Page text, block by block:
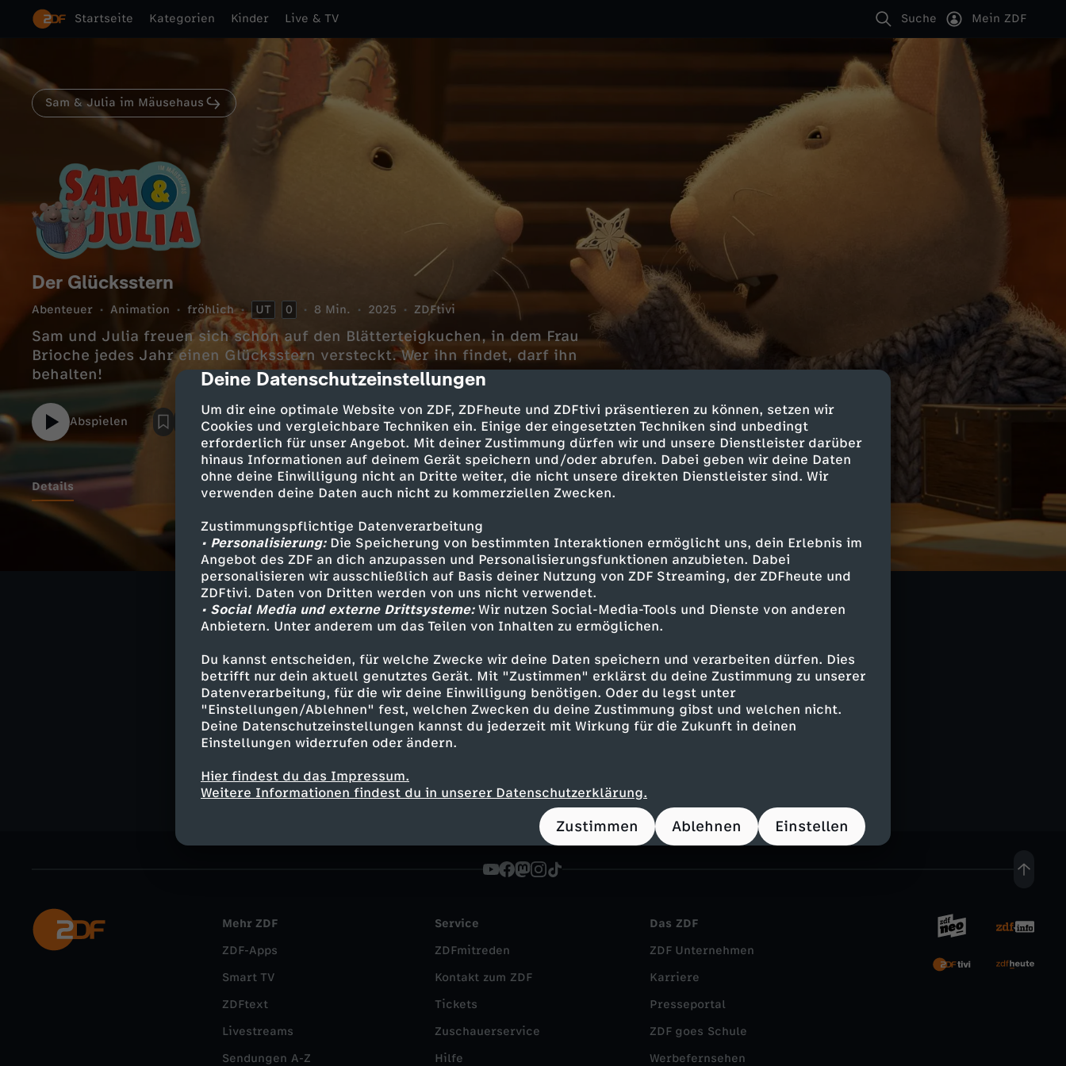
cmp-dialog-description
Deine Datenschutzeinstellungen
Um dir eine optimale Website von ZDF, ZDFheute und ZDFtivi präsentieren zu können, setzen wir
Cookies und vergleichbare Techniken ein. Einige der eingesetzten Techniken sind unbedingt
erforderlich für unser Angebot. Mit deiner Zustimmung dürfen wir und unsere Dienstleister darüber
hinaus Informationen auf deinem Gerät speichern und/oder abrufen. Dabei geben wir deine Daten
ohne deine Einwilligung nicht an Dritte weiter, die nicht unsere direkten Dienstleister sind. Wir
verwenden deine Daten auch nicht zu kommerziellen Zwecken.
Zustimmungspflichtige Datenverarbeitung
• Personalisierung:Die Speicherung von bestimmten Interaktionen ermöglicht uns, dein Erlebnis im
Angebot des ZDF an dich anzupassen und Personalisierungsfunktionen anzubieten. Dabei
personalisieren wir ausschließlich auf Basis deiner Nutzung von ZDF Streaming, der ZDFheute und
ZDFtivi. Daten von Dritten werden von uns nicht verwendet.
• Social Media und externe Drittsysteme:Wir nutzen Social-Media-Tools und Dienste von anderen
Anbietern. Unter anderem um das Teilen von Inhalten zu ermöglichen.
Du kannst entscheiden, für welche Zwecke wir deine Daten speichern und verarbeiten dürfen. Dies
betrifft nur dein aktuell genutztes Gerät. Mit "Zustimmen" erklärst du deine Zustimmung zu unserer
Datenverarbeitung, für die wir deine Einwilligung benötigen. Oder du legst unter
"Einstellungen/Ablehnen" fest, welchen Zwecken du deine Zustimmung gibst und welchen nicht.
Deine Datenschutzeinstellungen kannst du jederzeit mit Wirkung für die Zukunft in deinen
Einstellungen widerrufen oder ändern.
Hier findest du das Impressum.
Weitere Informationen findest du in unserer Datenschutzerklärung.
Zustimmen Ablehnen Einstellen
Startseite Kategorien Kinder Live & TV Suche Mein ZDF
Sam & Julia im Mäusehaus
Der Glücksstern
Abenteuer Animation fröhlich UT 0 8 Min. 2025 ZDFtivi
Sam und Julia freuen sich schon auf den Blätterteigkuchen, in dem Frau
Brioche jedes Jahr einen Glücksstern versteckt. Wer ihn findet, darf ihn
behalten!
Abspielen
Details
Ella hatte noch nie das Glück, den Stern in ihrem Kuchenstück zu finden und
will ihn dieses Mal unbedingt haben. Doch auch Julia, die neu im Haus ist,
hatte den Stern noch nicht. Da passiert ein Missgeschick und es sieht aus, als
gäbe es diesmal keinen Kuchen.
Ähnliche Inhalte entdecken
Abenteuer Animation fröhlich Untertitel
FSK 0
Sam & Julia im Mäusehaus
Mehr ZDF
ZDF-Apps
Smart TV
ZDFtext
Livestreams
Sendungen A-Z
Service
ZDFmitreden
Kontakt zum ZDF
Tickets
Zuschauerservice
Hilfe
Das ZDF
ZDF Unternehmen
Karriere
Presseportal
ZDF goes Schule
Werbefernsehen